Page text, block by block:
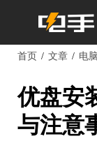
首页 文章 电脑
优盘安
与注意